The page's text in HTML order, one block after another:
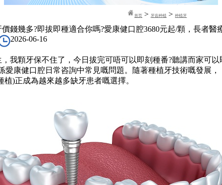
首页 > 牙齿种植 >种植牙
錢幾多?即拔即種適合你嗎?愛康健口腔3680元起/顆，長者醫
2026-06-16
顆牙保不住了，今日拔完可唔可以即刻種番?聽講而家可以
愛康健口腔日常咨詢中常見嘅問題。隨著種植牙技術嘅發展，
植)正成為越來越多缺牙患者嘅選擇。